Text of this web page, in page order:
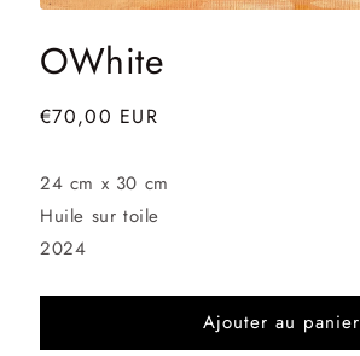
média
1
une
fenêtre
OWhite
Prix
€70,00 EUR
24 cm x 30 cm
Huile sur toile
2024
Ajouter au panier